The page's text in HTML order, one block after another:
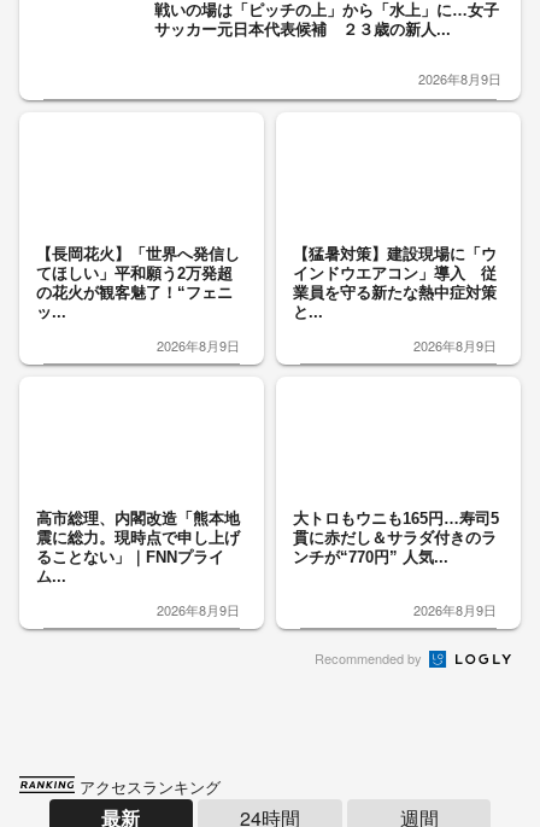
戦いの場は「ピッチの上」から「水上」に…女子
サッカー元日本代表候補 ２３歳の新人...
2026年8月9日
【長岡花火】「世界へ発信し
てほしい」平和願う2万発超
の花火が観客魅了！“フェニ
ッ...
2026年8月9日
【猛暑対策】建設現場に「ウ
インドウエアコン」導入 従
業員を守る新たな熱中症対策
と...
2026年8月9日
高市総理、内閣改造「熊本地
震に総力。現時点で申し上げ
ることない」｜FNNプライ
ム...
2026年8月9日
大トロもウニも165円…寿司5
貫に赤だし＆サラダ付きのラ
ンチが“770円” 人気...
2026年8月9日
Recommended by
アクセスランキング
最新 24時間 週間